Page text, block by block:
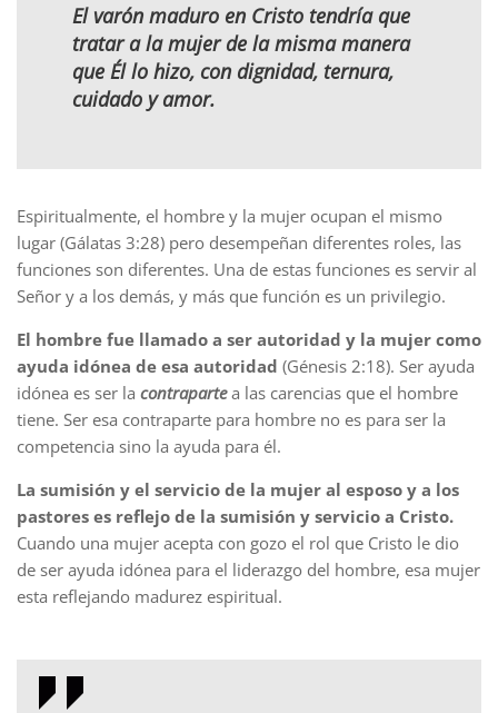
El varón maduro en Cristo tendría que
tratar a la mujer de la misma manera
que Él lo hizo, con dignidad, ternura,
cuidado y amor.
Espiritualmente, el hombre y la mujer ocupan el mismo
lugar (Gálatas 3:28) pero desempeñan diferentes roles, las
funciones son diferentes. Una de estas funciones es servir al
Señor y a los demás, y más que función es un privilegio.
El hombre fue llamado a ser autoridad y la mujer como
ayuda idónea de esa autoridad (Génesis 2:18). Ser ayuda
idónea es ser la contrapartea las carencias que el hombre
tiene. Ser esa contraparte para hombre no es para ser la
competencia sino la ayuda para él.
La sumisión y el servicio de la mujer al esposo y a los
pastores es reflejo de la sumisión y servicio a Cristo.
Cuando una mujer acepta con gozo el rol que Cristo le dio
de ser ayuda idónea para el liderazgo del hombre, esa mujer
esta reflejando madurez espiritual.